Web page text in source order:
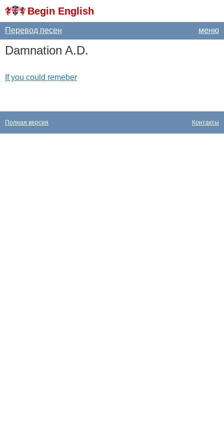
Begin English
меню
Перевод песен
Damnation A.D.
If you could remeber
Контакты
Полная версия